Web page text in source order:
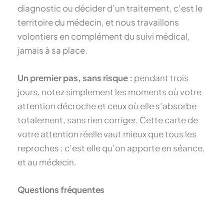
diagnostic ou décider d’un traitement, c’est le
territoire du médecin, et nous travaillons
volontiers en complément du suivi médical,
jamais à sa place.
Un premier pas, sans risque : pendant trois
jours, notez simplement les moments où votre
attention décroche et ceux où elle s’absorbe
totalement, sans rien corriger. Cette carte de
votre attention réelle vaut mieux que tous les
reproches : c’est elle qu’on apporte en séance,
et au médecin.
Questions fréquentes